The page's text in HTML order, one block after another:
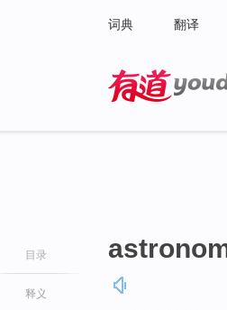
词典 翻译
目录
释义